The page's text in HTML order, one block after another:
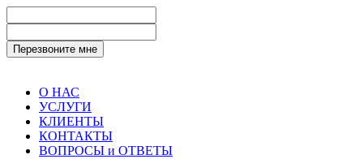
О НАС
УСЛУГИ
КЛИЕНТЫ
КОНТАКТЫ
ВОПРОСЫ и ОТВЕТЫ